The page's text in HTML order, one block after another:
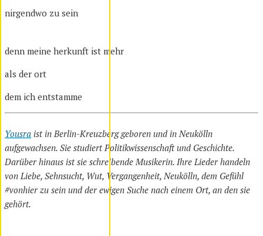
nirgendwo zu sein
denn meine herkunft ist mehr
als der ort
dem ich entstamme
Yousra ist in Berlin-Kreuzberg geboren und in Neukölln
aufgewachsen. Sie studiert Politikwissenschaft und Geschichte.
Darüber hinaus ist sie schreibende Musikerin. Ihre Lieder handeln
von Liebe, Sehnsucht, Wut, Vergangenheit, Neukölln, dem Gefühl
#vonhier zu sein und der ewigen Suche nach einem Ort, an den sie
gehört.